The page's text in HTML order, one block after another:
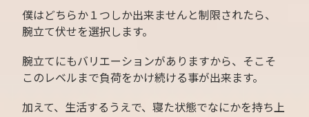
僕はどちらか１つしか出来ませんと制限されたら、
腕立て伏せを選択します。
腕立てにもバリエーションがありますから、そこそ
このレベルまで負荷をかけ続ける事が出来ます。
加えて、生活するうえで、寝た状態でなにかを持ち上